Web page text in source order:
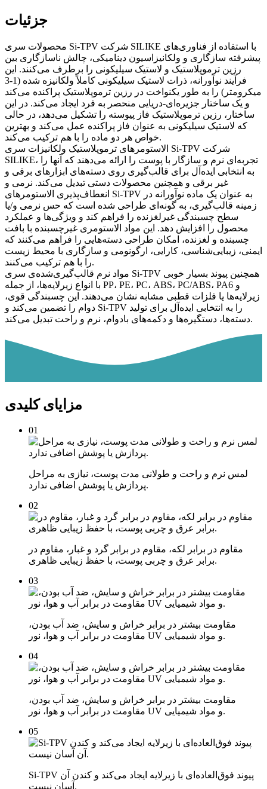
جزئیات
محصولات سری Si-TPV شرکت SILIKE با استفاده از فناوری‌های
پیشرفته سازگاری و ولکانیزاسیون دینامیکی، چالش ناسازگاری بین
رزین ترموپلاستیک و لاستیک سیلیکونی را برطرف می‌کنند. این
فرآیند نوآورانه، ذرات لاستیک سیلیکونی کاملاً ولکانیزه شده (1-3
میکرومتر) را به طور یکنواخت در رزین ترموپلاستیک پراکنده می‌کند
و یک ساختار جزیره‌ای-دریایی منحصر به فرد ایجاد می‌کند. در این
ساختار، رزین ترموپلاستیک فاز پیوسته را تشکیل می‌دهد، در حالی
که لاستیک سیلیکونی به عنوان فاز پراکنده عمل می‌کند و بهترین
خواص هر دو ماده را با هم ترکیب می‌کند.
الاستومرهای ترموپلاستیک ولکانیزات سری Si-TPV شرکت
SILIKE، تجربه‌ای نرم و سازگار با پوست را ارائه می‌دهند که آنها را
به انتخابی ایده‌آل برای قالب‌گیری روی دسته‌های ابزارهای برقی و
غیر برقی و همچنین محصولات دستی تبدیل می‌کند. نرمی و
انعطاف‌پذیری الاستومرهای Si-TPV به عنوان یک ماده نوآورانه در
زمینه قالب‌گیری، به گونه‌ای طراحی شده است که حس نرمی و/یا
سطح چسبندگی غیرلغزنده را فراهم کند و ویژگی‌ها و عملکرد
محصول را افزایش دهد. این مواد الاستومری غیرچسبنده با بافت
چسبنده و لغزنده، امکان طراحی دسته‌هایی را فراهم می‌کنند که
ایمنی، زیبایی‌شناسی، کارایی، ارگونومی و سازگاری با محیط زیست
را با هم ترکیب می‌کنند.
مواد نرم قالب‌گیری‌شده‌ی سری Si-TPV همچنین پیوند بسیار خوبی
با انواع زیرلایه‌ها، از جمله PP، PE، PC، ABS، PC/ABS، PA6 و
زیرلایه‌ها یا فلزات قطبی مشابه نشان می‌دهند. این چسبندگی قوی،
دوام را تضمین می‌کند و Si-TPV را به انتخابی ایده‌آل برای تولید
دسته‌ها، دستگیره‌ها و دکمه‌های بادوام، نرم و راحت تبدیل می‌کند.
مزایای کلیدی
01
لمس نرم و راحت و طولانی مدت پوست، نیازی به مراحل
پردازش یا پوشش اضافی ندارد.
02
مقاوم در برابر لکه، مقاوم در برابر گرد و غبار، مقاوم در
برابر عرق و چربی پوست، با حفظ زیبایی ظاهری.
03
مقاومت بیشتر در برابر خراش و سایش، ضد آب بودن،
مقاومت در برابر آب و هوا، نور UV و مواد شیمیایی.
04
مقاومت بیشتر در برابر خراش و سایش، ضد آب بودن،
مقاومت در برابر آب و هوا، نور UV و مواد شیمیایی.
05
Si-TPV پیوند فوق‌العاده‌ای با زیرلایه ایجاد می‌کند و کندن آن
آسان نیست.